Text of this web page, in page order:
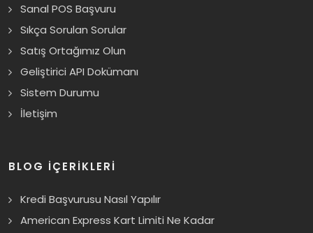
Sanal POS Başvuru
Sıkça Sorulan Sorular
Satış Ortağımız Olun
Geliştirici API Dokümanı
Sistem Durumu
İletişim
BLOG İÇERİKLERİ
Kredi Başvurusu Nasıl Yapılır
American Express Kart Limiti Ne Kadar